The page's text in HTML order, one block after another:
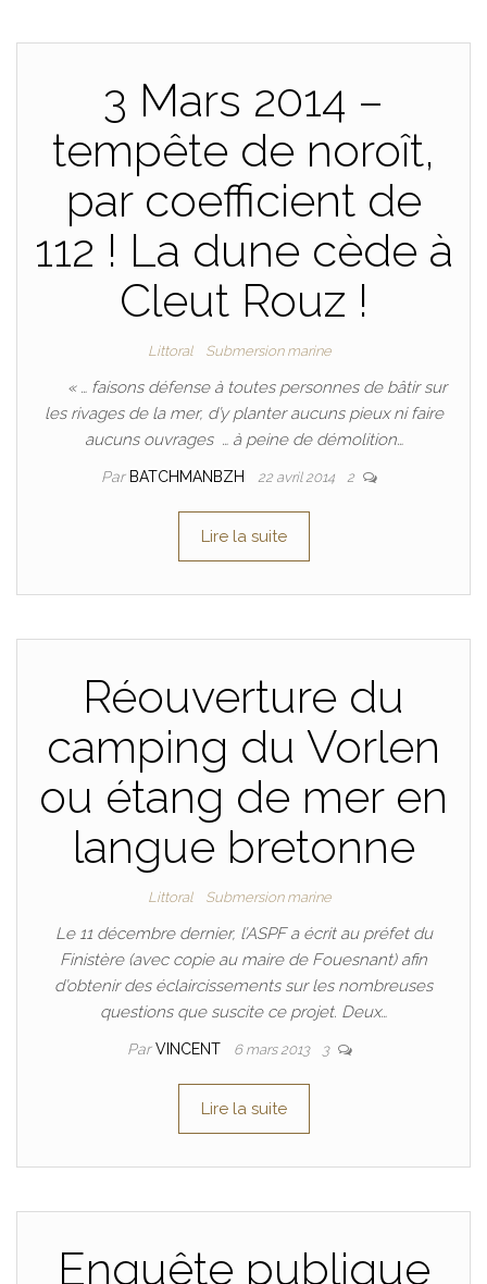
3 Mars 2014 –
tempête de noroît,
par coefficient de
112 ! La dune cède à
Cleut Rouz !
Littoral Submersion marine
« … faisons défense à toutes personnes de bâtir sur
les rivages de la mer, d’y planter aucuns pieux ni faire
aucuns ouvrages … à peine de démolition…
Par BATCHMANBZH 22 avril 2014 2
Lire la suite
Réouverture du
camping du Vorlen
ou étang de mer en
langue bretonne
Littoral Submersion marine
Le 11 décembre dernier, l’ASPF a écrit au préfet du
Finistère (avec copie au maire de Fouesnant) afin
d’obtenir des éclaircissements sur les nombreuses
questions que suscite ce projet. Deux…
ParVINCENT 6 mars 2013 3
Lire la suite
Enquête publique